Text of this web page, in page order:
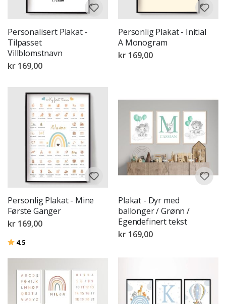
Personalisert Plakat -
Tilpasset
Villblomstnavn
kr 169,00
Personlig Plakat - Initial
A Monogram
kr 169,00
Personlig Plakat - Mine
Første Ganger
kr 169,00
Karakter:
4.5
Plakat - Dyr med
ballonger / Grønn /
Egendefinert tekst
kr 169,00